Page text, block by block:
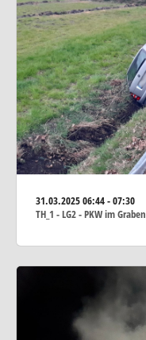
31.03.202506:44 - 07:30
TH_1 - LG2 - PKW im Graben